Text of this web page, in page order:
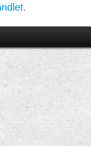
.